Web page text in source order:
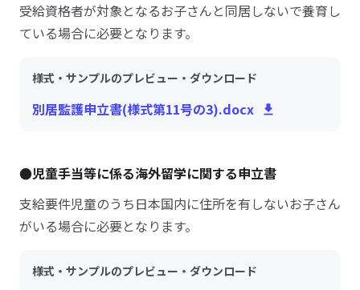
受給資格者が対象となるお子さんと同居しないで養育し
ている場合に必要となります。
様式・サンプルのプレビュー・ダウンロード
別居監護申立書(様式第11号の3).docx
●児童手当等に係る海外留学に関する申立書
支給要件児童のうち日本国内に住所を有しないお子さん
がいる場合に必要となります。
様式・サンプルのプレビュー・ダウンロード